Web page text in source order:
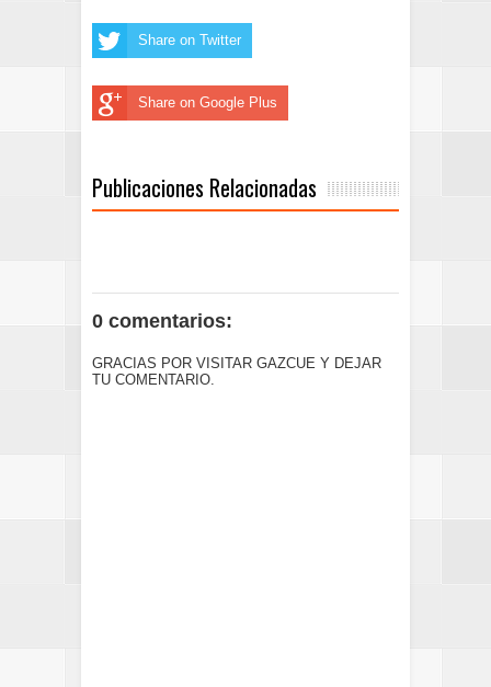
Share on Twitter
Share on Google Plus
Publicaciones Relacionadas
0 comentarios:
GRACIAS POR VISITAR GAZCUE Y DEJAR
TU COMENTARIO.